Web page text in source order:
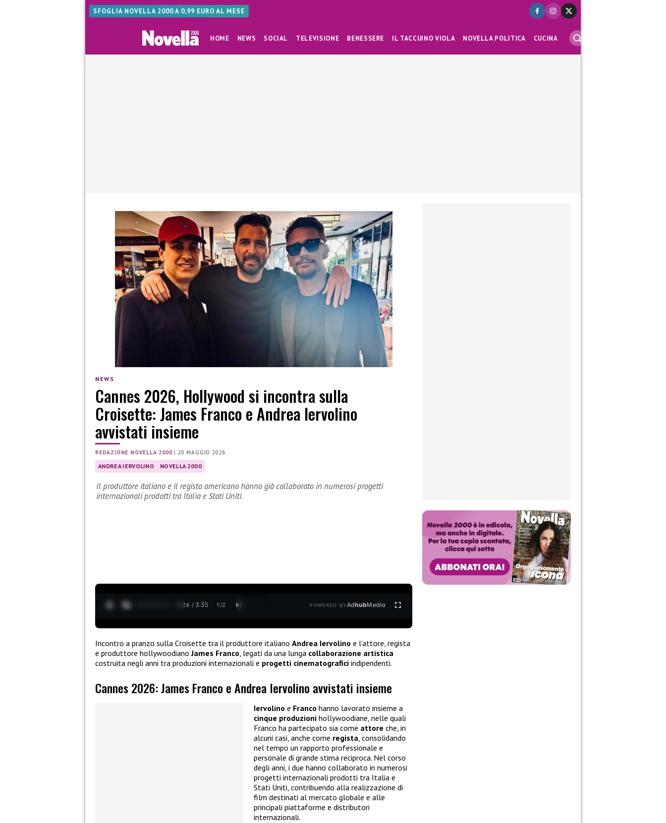
SFOGLIA NOVELLA 2000 A 0,99 EURO AL MESE
HOME NEWS SOCIAL TELEVISIONE BENESSERE IL TACCUINO VIOLA NOVELLA POLITICA CUCINA
NEWS
Cannes 2026, Hollywood si incontra sulla
Croisette: James Franco e Andrea Iervolino
avvistati insieme
REDAZIONE NOVELLA 2000|20 MAGGIO 2026
ANDREA IERVOLINO NOVELLA 2000
Il produttore italiano e il regista americano hanno già collaborato in numerosi progetti
internazionali prodotti tra Italia e Stati Uniti.
0:27 / 3:35 1 /2 POWERED BYAdhubMedia
Incontro a pranzo sulla Croisette tra il produttore italiano Andrea Iervolino e l’attore, regista
e produttore hollywoodianoJames Franco , legati da una lunga collaborazione artistica
costruita negli anni tra produzioni internazionali e progetti cinematografici indipendenti.
Cannes 2026: James Franco e Andrea Iervolino avvistati insieme
Iervolino e Franco hanno lavorato insieme a
cinque produzioni hollywoodiane, nelle quali
Franco ha partecipato sia come attore che, in
alcuni casi, anche come regista, consolidando
nel tempo un rapporto professionale e
personale di grande stima reciproca. Nel corso
degli anni, i due hanno collaborato in numerosi
progetti internazionali prodotti tra Italia e
Stati Uniti, contribuendo alla realizzazione di
film destinati al mercato globale e alle
principali piattaforme e distributori
internazionali.